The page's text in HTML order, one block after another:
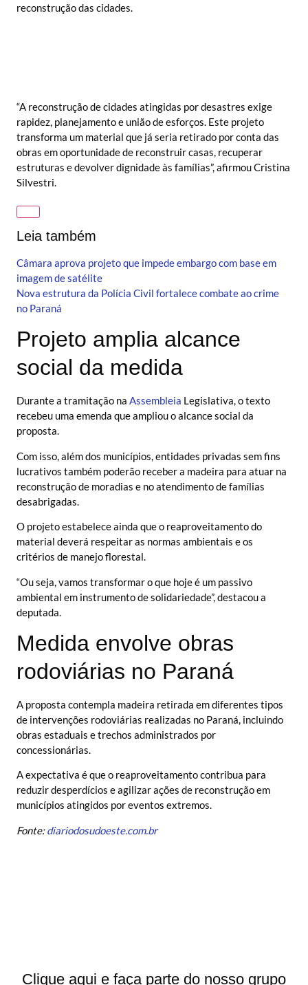
reconstrução das cidades.
“A reconstrução de cidades atingidas por desastres exige
rapidez, planejamento e união de esforços. Este projeto
transforma um material que já seria retirado por conta das
obras em oportunidade de reconstruir casas, recuperar
estruturas e devolver dignidade às famílias”, afirmou Cristina
Silvestri.
Leia também
Câmara aprova projeto que impede embargo com base em
imagem de satélite
Nova estrutura da Polícia Civil fortalece combate ao crime
no Paraná
Projeto amplia alcance
social da medida
Durante a tramitação na Assembleia Legislativa, o texto
recebeu uma emenda que ampliou o alcance social da
proposta.
Com isso, além dos municípios, entidades privadas sem fins
lucrativos também poderão receber a madeira para atuar na
reconstrução de moradias e no atendimento de famílias
desabrigadas.
O projeto estabelece ainda que o reaproveitamento do
material deverá respeitar as normas ambientais e os
critérios de manejo florestal.
“Ou seja, vamos transformar o que hoje é um passivo
ambiental em instrumento de solidariedade”, destacou a
deputada.
Medida envolve obras
rodoviárias no Paraná
A proposta contempla madeira retirada em diferentes tipos
de intervenções rodoviárias realizadas no Paraná, incluindo
obras estaduais e trechos administrados por
concessionárias.
A expectativa é que o reaproveitamento contribua para
reduzir desperdícios e agilizar ações de reconstrução em
municípios atingidos por eventos extremos.
Fonte:diariodosudoeste.com.br
Clique aqui e faça parte do nosso grupo